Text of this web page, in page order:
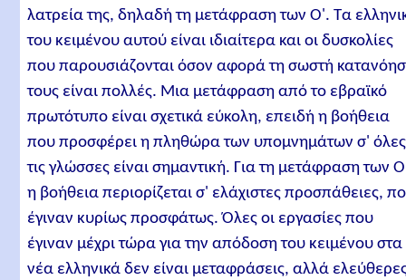
λατρεία της, δηλαδή τη μετάφραση των Ο'. Τα
του κειμένου αυτού είναι ιδιαίτερα και οι δυσκολίες
που παρουσιάζονται όσον αφορά τη σωστή
τους είναι πολλές. Μια μετάφραση από το εβραϊκό
πρωτότυπο είναι σχετικά εύκολη, επειδή η βοήθεια
που προσφέρει η πληθώρα των υπομνημάτων σ' όλες
τις γλώσσες είναι σημαντική. Για τη μετάφραση των
η βοήθεια περιορίζεται σ' ελάχιστες προσπάθειες,
έγιναν κυρίως προσφάτως. Όλες οι εργασίες που
έγιναν μέχρι τώρα για την απόδοση του κειμένου στα
νέα ελληνικά δεν είναι μεταφράσεις, αλλά